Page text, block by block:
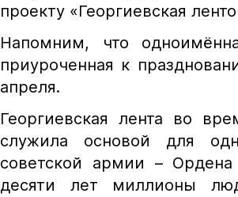
проекту «Георгиевская
Напомним, что
приуроченная к
апреля.
Георгиевская лента во
служила основой для
советской армии –
десяти лет миллионы